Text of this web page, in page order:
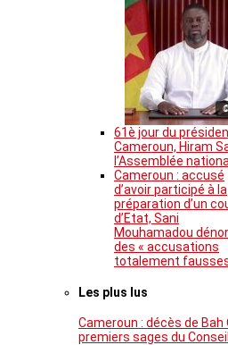
61è jour du
Cameroun, Hiram
l’Assemblée
Cameroun : accusé
d’avoir participé à la
préparation d’un
d’Etat, Sani
Mouhamadou
des « accusations
totalement
Les plus lus
Cameroun : décès de Bah
premiers sages du